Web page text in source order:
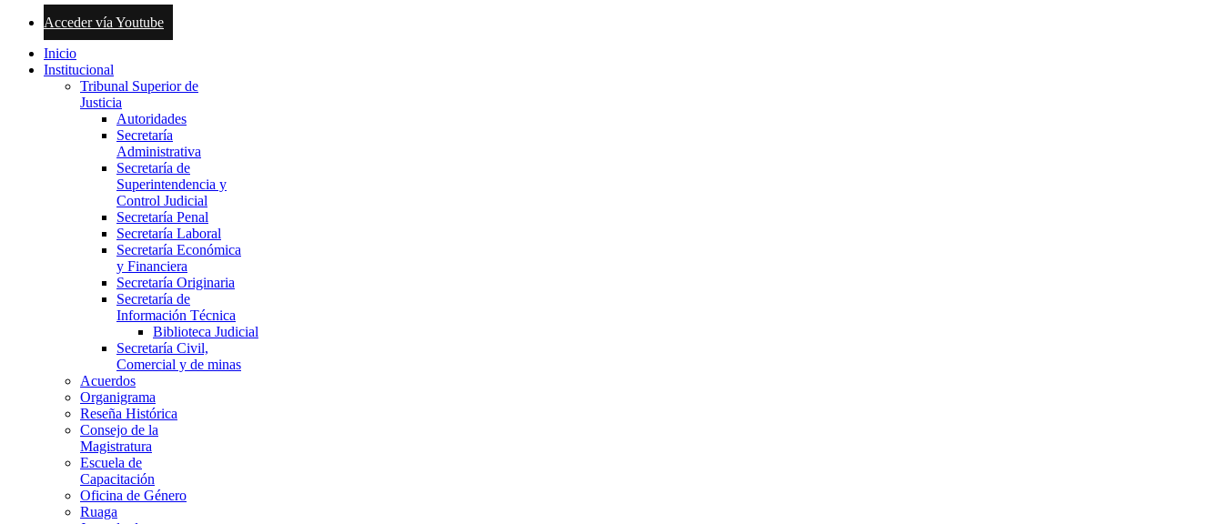
Acceder vía Youtube
Inicio
Institucional
Tribunal Superior de
Justicia
Autoridades
Secretaría
Administrativa
Secretaría de
Superintendencia y
Control Judicial
Secretaría Penal
Secretaría Laboral
Secretaría Económica
y Financiera
Secretaría Originaria
Secretaría de
Información Técnica
Biblioteca Judicial
Secretaría Civil,
Comercial y de minas
Acuerdos
Organigrama
Reseña Histórica
Consejo de la
Magistratura
Escuela de
Capacitación
Oficina de Género
Ruaga